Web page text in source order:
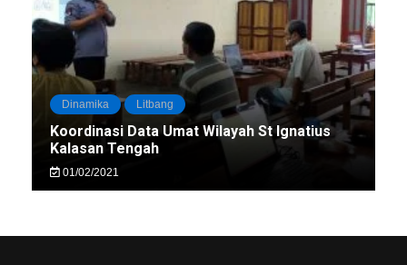
Dinamika Litbang
Koordinasi Data Umat Wilayah St Ignatius
Kalasan Tengah
01/02/2021